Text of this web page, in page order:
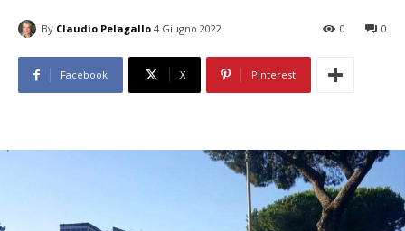
By Claudio Pelagallo 4 Giugno 2022 0
0
Facebook X Pinterest